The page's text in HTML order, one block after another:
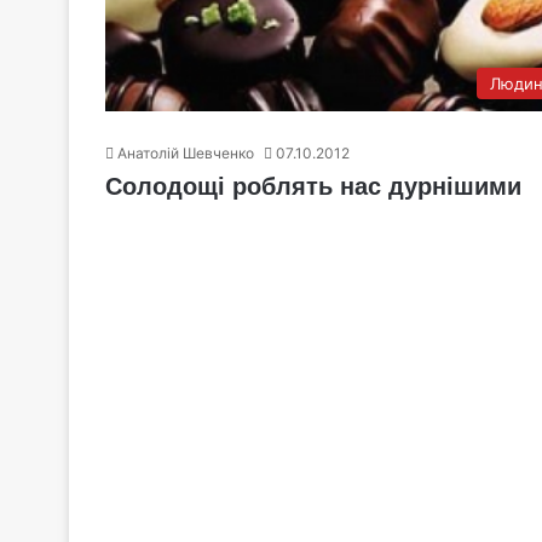
Анатолій Шевченко 07.10.2012
Солодощі роблять нас дурнішими